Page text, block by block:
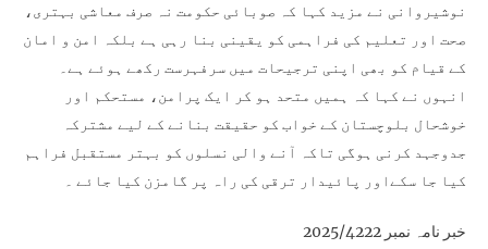
نوشیروانی نے مزید کہا کہ صوبائی حکومت نہ صرف معاشی بہتری،
صحت اور تعلیم کی فراہمی کو یقینی بنا رہی ہے بلکہ امن و امان
کے قیام کو بھی اپنی ترجیحات میں سرفہرست رکھے ہوئے ہے۔
انہوں نے کہا کہ ہمیں متحد ہو کر ایک پرامن، مستحکم اور
خوشحال بلوچستان کے خواب کو حقیقت بنانے کے لیے مشترکہ
جدوجہد کرنی ہوگی تاکہ آنے والی نسلوں کو بہتر مستقبل فراہم
کیا جا سکےاور پائیدار ترقی کی راہ پر گامزن کیا جائے ۔
خبر نامہ نمبر 2025/4222